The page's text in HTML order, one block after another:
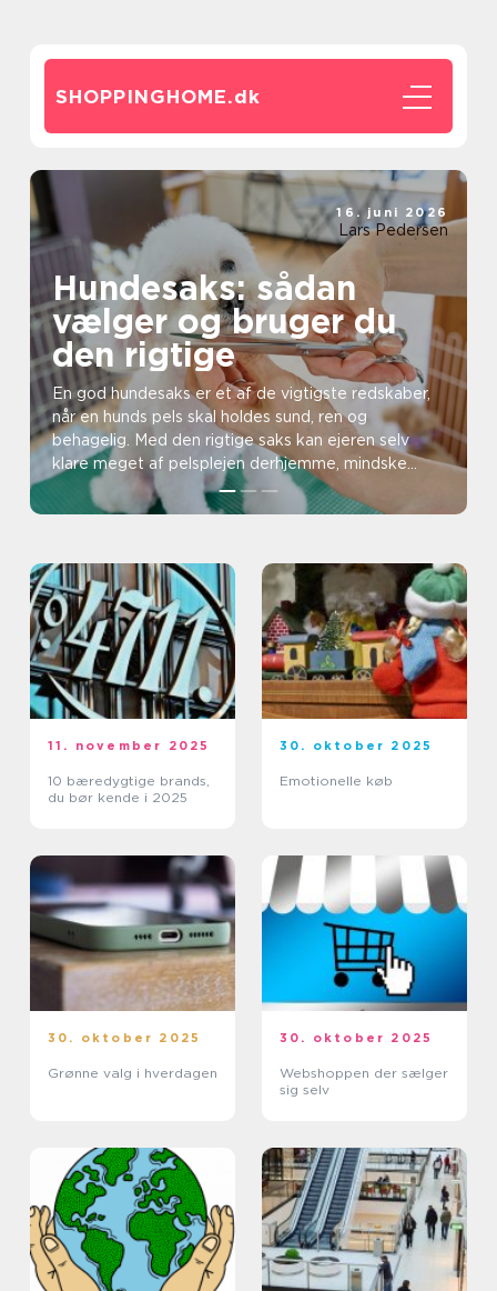
SHOPPINGHOME.dk
Hundesaks: sådan
vælger og bruger du
den rigtige
En god hundesaks er et af de vigtigste redskaber,
når en hunds pels skal holdes sund, ren og
behagelig. Med den rigtige saks kan ejeren selv
klare meget af pelsplejen derhjemme, mindske
risikoen...
16. juni 2026
Lars Pedersen
11. november 2025
10 bæredygtige brands,
du bør kende i 2025
30. oktober 2025
Emotionelle køb
30. oktober 2025
Grønne valg i hverdagen
30. oktober 2025
Webshoppen der sælger
sig selv